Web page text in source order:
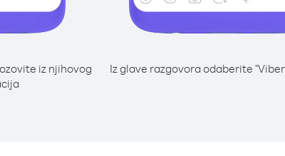
iz njihovog
Iz glave razgovora odaberite